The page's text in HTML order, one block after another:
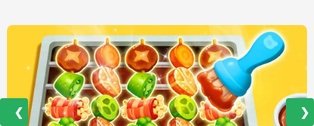
❮ ❯